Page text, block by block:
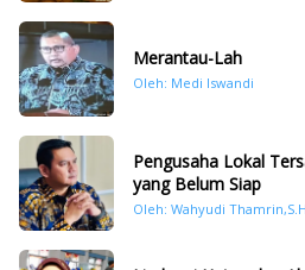
Merantau-Lah
Oleh: Medi Iswandi
Pengusaha Lokal
yang Belum Siap
Oleh: Wahyudi